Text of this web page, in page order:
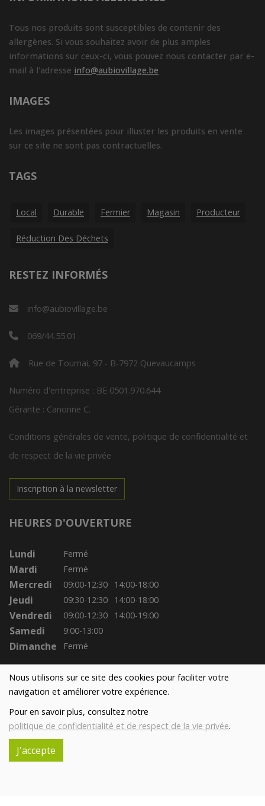
Nous utilisons sur ce site des cookies pour faciliter votre
navigation et améliorer votre expérience.
Pour en savoir plus, consultez notre
politique de confidentialité et de respect de la vie privée.
J'accepte
Tous nos produits sont susceptibles de contenir des
allergènes. Si vous souhaitez avoir de plus amples
informations sur ceux-ci, vous pouvez nous contacter par e-
mail à l'adresse info@aubiovillage.be
IMAGES
Les images présentées pour illuster les produits en vente
sur ce site ne sont pas contractuelles.
TAGS
Local Durable Fermier Magasin Producteur
Réduction Des Déchets
RESTEZ INFORMÉS
info@aubiovillage.be
069/44.55.01
Rue de Tournai, 97 - B-7972 Quevaucamps
Numéro d'entreprise : BE 0501.970.644
Gérante : Canonne C.
Conditions générales de vente, politique de confidentialité et
de respect de la vie privée
Inscription à la newsletter
HEURES D'OUVERTURE
Lundi Fermé
Mardi Fermé
Mercredi 09:00-12:30 14:00-18:00
Jeudi 09:30-12:30 14:00-18:00
Vendredi 09:00-12:30 14:00-19:00
Samedi 9:00-13:00
Dimanche Fermé